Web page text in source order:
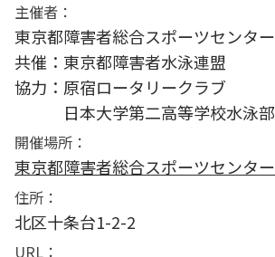
主催者：
東京都障害者総合スポーツセンター
共催：東京都障害者水泳連盟
協力：原宿ロータリークラブ
日本大学第二高等学校水泳部
開催場所：
東京都障害者総合スポーツセンター
住所：
北区十条台1-2-2
URL：